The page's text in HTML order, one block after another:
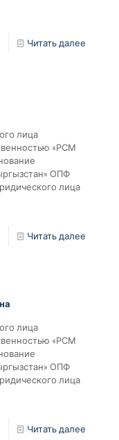
Читать далее
лица
«РСМ
ОПФ
лица
Читать далее
лица
«РСМ
ОПФ
лица
Читать далее